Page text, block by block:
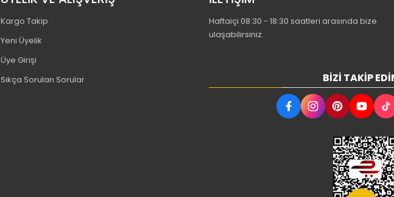
Kargo Takip
Yeni Üyelik
Üye Girişi
Sıkça Sorulan Sorular
Haftaiçi 08:30 - 18:30 saatleri arasında bize
ulaşabilirsiniz.
BIZI TAKIP